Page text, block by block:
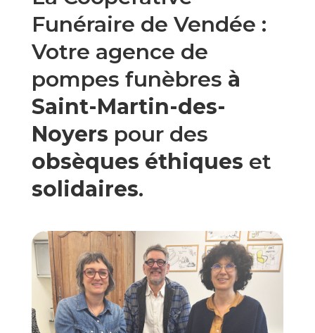
Funéraire de Vendée :
Votre agence de
pompes funèbres à
Saint-Martin-des-
Noyers pour des
obsèques éthiques et
solidaires.